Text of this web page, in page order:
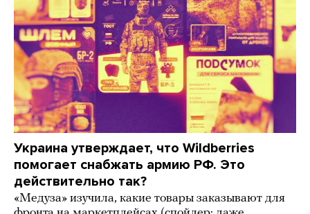
Украина утверждает, что Wildberries
помогает снабжать армию РФ. Это
действительно так?
«Медуза» изучила, какие товары заказывают для